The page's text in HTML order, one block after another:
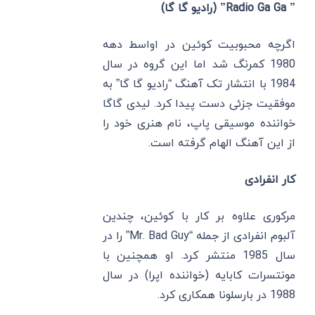
” Radio Ga Ga” (رادیو گا گا)
اگرچه محبوبیت کوئین در اواسط دهه
1980 کمرنگ شد اما این گروه در سال
1984 با انتشار تک آهنگ “رادیو گا گا” به
موفقیت جزئی دست پیدا کرد. لیدی گاگا
خواننده موسیقی پاپ، نام هنری خود را
از این آهنگ الهام گرفته است.
کار انفرادی
مرکوری علاوه بر کار با کوئین، چندین
آلبوم انفرادی از جمله “Mr. Bad Guy” را در
سال 1985 منتشر کرد. او همچنین با
مونتسرات کابایه (خواننده اپرا) در سال
1988 در بارسلونا همکاری کرد.